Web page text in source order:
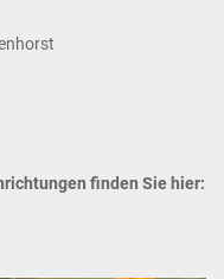
finden Sie hier: